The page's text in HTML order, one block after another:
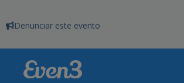
Denunciar este evento